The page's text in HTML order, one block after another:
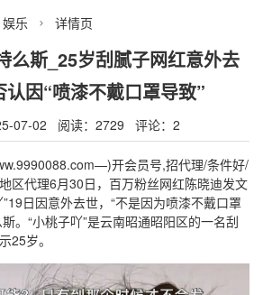
娱乐  详情页
么斯_25岁刮腻子网红意外去
认因“喷漆不戴口罩导致”
07-02 阅读：2729 评论：2
开会员号,招代理/条件好/
区代理6月30日，百万粉丝网红陈晓迪发文
日因意外去世，“不是因为喷漆不戴口罩
。“小桃子吖”是云南昭通昭阳区的一名刮
25岁。